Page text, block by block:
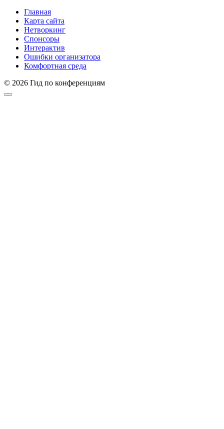
Главная
Карта сайта
Нетворкинг
Спонсоры
Интерактив
Ошибки организатора
Комфортная среда
© 2026 Гид по конференциям